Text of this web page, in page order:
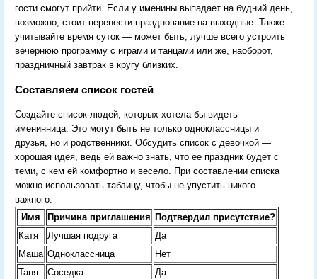
гости смогут прийти. Если у именины выпадает на будний день,
возможно, стоит перенести празднование на выходные. Также
учитывайте время суток — может быть, лучше всего устроить
вечернюю программу с играми и танцами или же, наоборот,
праздничный завтрак в кругу близких.
Составляем список гостей
Создайте список людей, которых хотела бы видеть
именинница. Это могут быть не только одноклассницы и
друзья, но и родственники. Обсудить список с девочкой —
хорошая идея, ведь ей важно знать, что ее праздник будет с
теми, с кем ей комфортно и весело. При составлении списка
можно использовать таблицу, чтобы не упустить никого
важного.
Имя
Причина приглашения Подтвердил присутствие?
Катя
Лучшая подруга
Да
Маша Одноклассница
Нет
Таня
Соседка
Да